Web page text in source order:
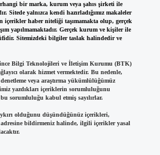
bir marka, kurum veya şahıs şirketi ile
Sitede yalnızca kendi hazırladığımız makaleler
içerikler haber niteliği taşımamakta olup, gerçek
yapılmamaktadır. Gerçek kurum ve kişiler ile
Sitemizdeki bilgiler taslak halindedir ve
Bilgi Teknolojileri ve İletişim Kurumu (BTK)
olarak hizmet vermektedir. Bu nedenle,
veya araştırma yükümlülüğümüz
yazdıkları içeriklerin sorumluluğunu
sorumluluğu kabul etmiş sayılırlar.
olduğunu düşündüğünüz içerikleri,
bildirmeniz halinde, ilgili içerikler yasal